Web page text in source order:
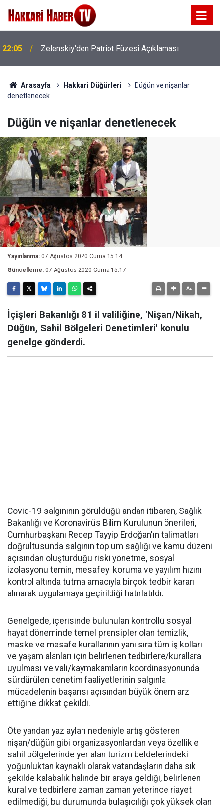
22:05 Zelenskiy'den Patriot Füzesi Açıklaması
Anasayfa Hakkari Düğünleri
Düğün ve nişanlar
denetlenecek
Düğün ve nişanlar denetlenecek
Yayınlanma: 07 Ağustos 2020 Cuma 15:14
Güncelleme: 07 Ağustos 2020 Cuma 15:17
İçişleri Bakanlığı 81 il valiliğine, 'Nişan/Nikah,
Düğün, Sahil Bölgeleri Denetimleri' konulu
genelge gönderdi.
Covid-19 salgınının görüldüğü andan itibaren, Sağlık
Bakanlığı ve Koronavirüs Bilim Kurulunun önerileri,
Cumhurbaşkanı Recep Tayyip Erdoğan'ın talimatları
doğrultusunda salgının toplum sağlığı ve kamu düzeni
açısından oluşturduğu riski yönetme, sosyal
izolasyonu temin, mesafeyi koruma ve yayılım hızını
kontrol altında tutma amacıyla birçok tedbir kararı
alınarak uygulamaya geçirildiği hatırlatıldı.
Genelgede, içerisinde bulunulan kontrollü sosyal
hayat döneminde temel prensipler olan temizlik,
maske ve mesafe kurallarının yanı sıra tüm iş kolları
ve yaşam alanları için belirlenen tedbirlere/kurallara
uyulması ve vali/kaymakamların koordinasyonunda
sürdürülen denetim faaliyetlerinin salgınla
mücadelenin başarısı açısından büyük önem arz
ettiğine dikkat çekildi.
Öte yandan yaz ayları nedeniyle artış gösteren
nişan/düğün gibi organizasyonlardan veya özellikle
sahil bölgelerinde yer alan turizm beldelerindeki
yoğunluktan kaynaklı olarak vatandaşların daha sık
şekilde kalabalık halinde bir araya geldiği, belirlenen
kural ve tedbirlere zaman zaman yeterince riayet
edilmediği, bu durumunda bulaşıcılığı çok yüksek olan